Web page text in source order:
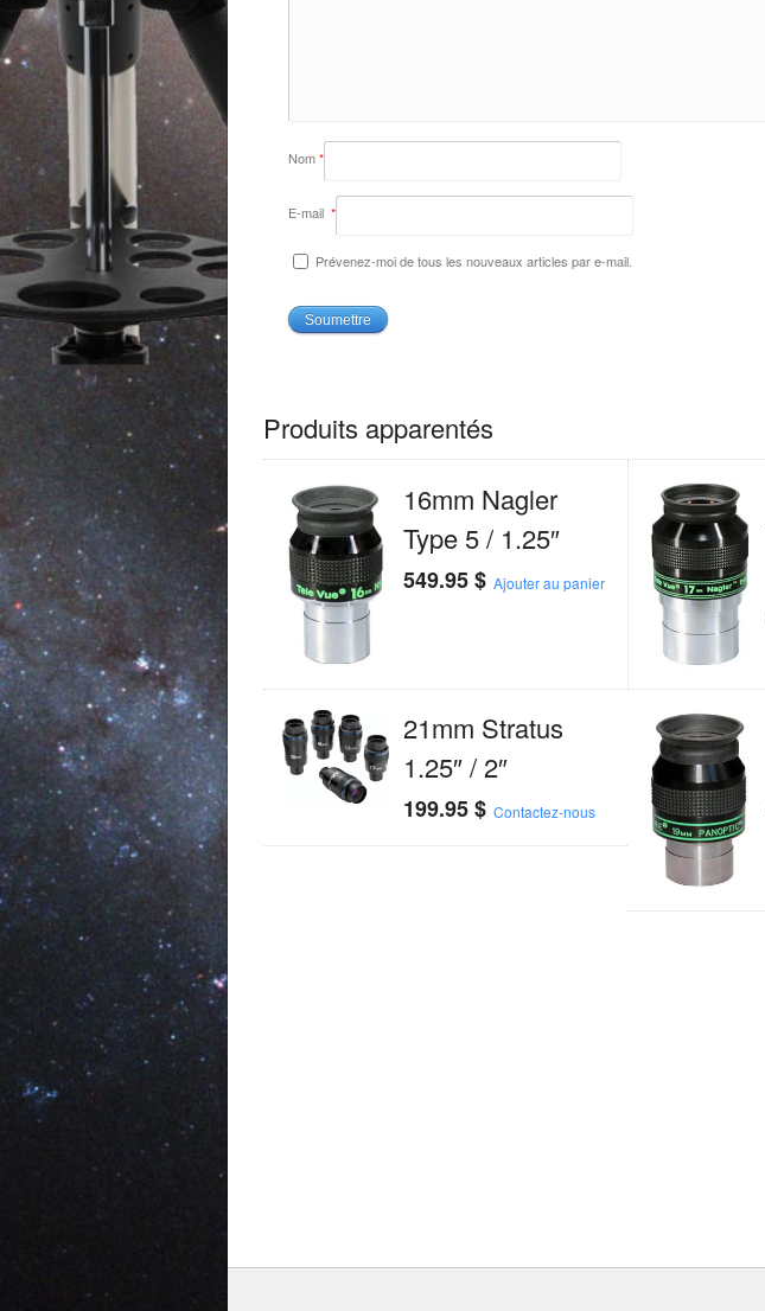
Nom*
E-mail *
Prévenez-moi de tous les nouveaux articles par e-mail.
Produits apparentés
16mm Nagler
Type 5 / 1.25″
549.95$ Ajouter au panier
21mm Stratus
1.25″ / 2″
199.95$ Contactez-nous